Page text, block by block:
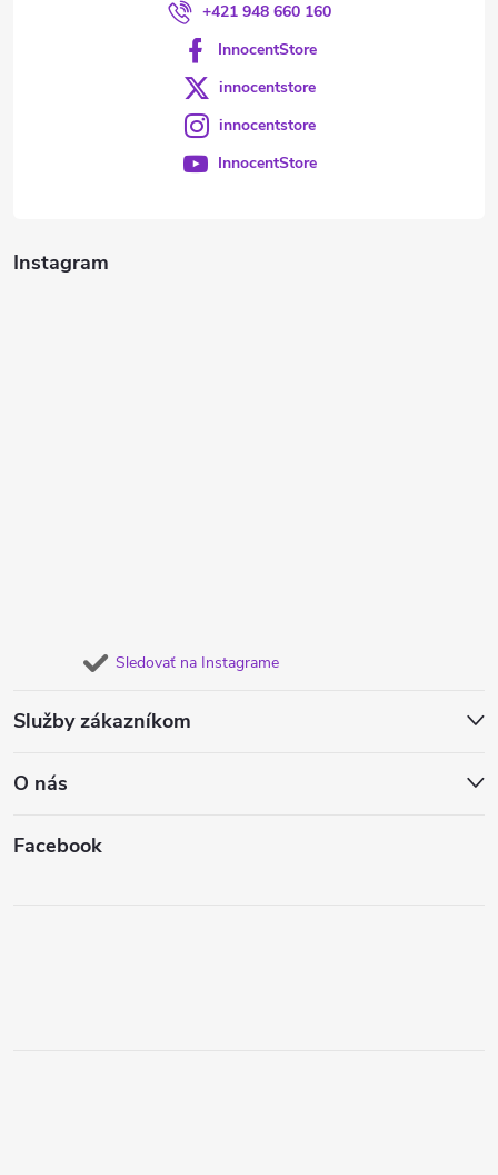
Instagram
Sledovať na Instagrame
Služby zákazníkom
O nás
Facebook
+421 948 660 160
InnocentStore
innocentstore
innocentstore
InnocentStore